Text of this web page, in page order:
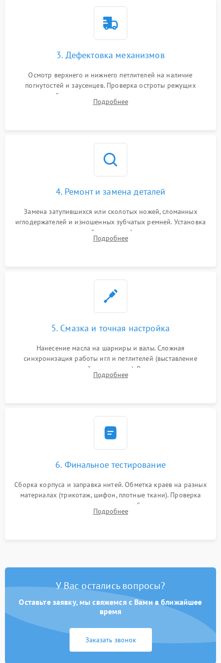
3. Дефектовка механизмов
Осмотр верхнего и нижнего петлителей на наличие
погнутостей и заусенцев. Проверка остроты режущих
кромок ножей, состояния приводного ремня, электромотора
и механизма дифференциальной подачи ткани.
Подробнее
4. Ремонт и замена деталей
Замена затупившихся или сколотых ножей, сломанных
иглодержателей и изношенных зубчатых ремней. Установка
новых петлителей взамен деформированных.
Восстановление контактов в педали и цепях
Подробнее
5. Смазка и точная настройка
Нанесение масла на шарниры и валы. Сложная
синхронизация работы игл и петлителей (выставление
зазоров до сотых долей миллиметра). Регулировка прижима
ножей, ширины обметки и хода дифференциального
Подробнее
6. Финальное тестирование
Сборка корпуса и заправка нитей. Обметка краев на разных
материалах (трикотаж, шифон, плотные ткани). Проверка
ровности среза, эластичности шва, работы ролевого шва и
отсутствия стягивания или волнистости ткани.
Подробнее
У Вас остались вопросы?
Оставьте заявку, мы свяжемся с Вами в ближайшее
время
Заказать звонок